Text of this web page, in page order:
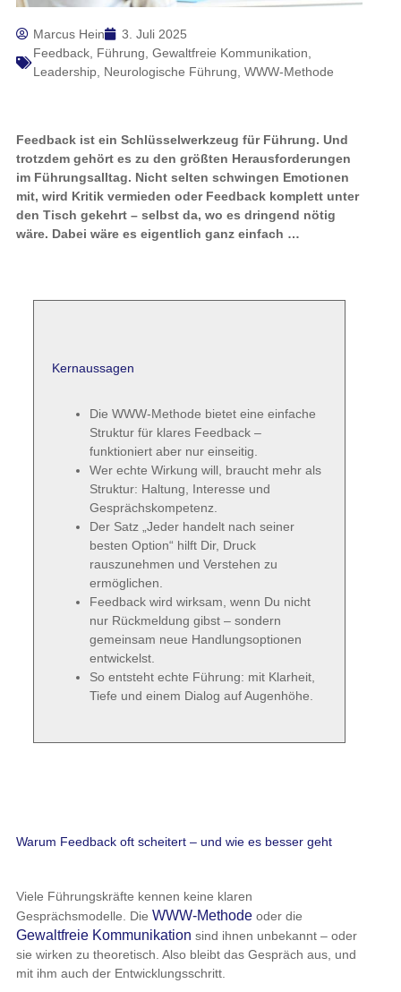
Marcus Hein
3. Juli 2025
Feedback, Führung Gewaltfreie Kommunikation
Leadership, Neurologische Führung WWW-Methode
Feedback ist ein Schlüsselwerkzeug für Führung. Und
trotzdem gehört es zu den größten Herausforderungen
im Führungsalltag. Nicht selten schwingen Emotionen
mit, wird Kritik vermieden oder Feedback komplett unter
den Tisch gekehrt – selbst da, wo es dringend nötig
wäre. Dabei wäre es eigentlich ganz einfach …
Kernaussagen
Die WWW-Methode bietet eine einfache
Struktur für klares Feedback –
funktioniert aber nur einseitig.
Wer echte Wirkung will, braucht mehr als
Struktur: Haltung, Interesse und
Gesprächskompetenz.
Der Satz „Jeder handelt nach seiner
besten Option“ hilft Dir, Druck
rauszunehmen und Verstehen zu
ermöglichen.
Feedback wird wirksam, wenn Du nicht
nur Rückmeldung gibst – sondern
gemeinsam neue Handlungsoptionen
entwickelst.
So entsteht echte Führung: mit Klarheit,
Tiefe und einem Dialog auf Augenhöhe.
Warum Feedback oft scheitert – und wie es besser geht
Viele Führungskräfte kennen keine klaren
Gesprächsmodelle. Die WWW-Methodeoder die
Gewaltfreie Kommunikation sind ihnen unbekannt – oder
sie wirken zu theoretisch. Also bleibt das Gespräch aus, und
mit ihm auch der Entwicklungsschritt.